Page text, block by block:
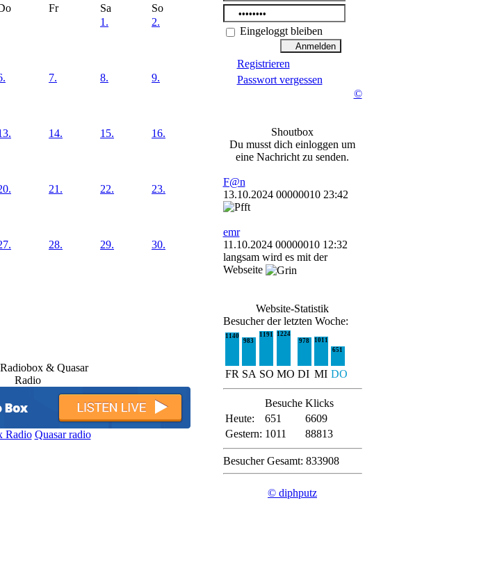
Fr Sa
So
1.
2.
7. 8. 9.
14. 15. 16.
21. 22. 23.
28. 29. 30.
& Quasar
Radio
Radio Quasar radio
Eingeloggt bleiben
Registrieren
Passwort vergessen
©
Shoutbox
Du musst dich einloggen um
eine Nachricht zu senden.
F@n
13.10.2024 00000010 23:42
emr
11.10.2024 00000010 12:32
langsam wird es mit der
Webseite
Website-Statistik
Besucher der letzten Woche:
1140
983
1191
1224
978
1011
651
FR SA SO MO DI MI DO
Besuche Klicks
Heute:
651
6609
Gestern: 1011 88813
Besucher Gesamt: 833908
© diphputz